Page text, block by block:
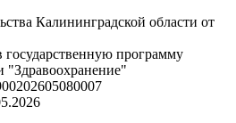
Калининградской области от
программу
"Здравоохранение"